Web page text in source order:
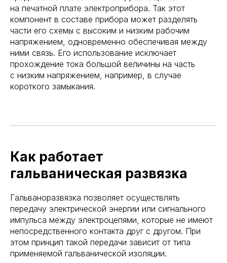
на печатной плате электроприбора. Так этот
компонент в составе прибора может разделять
части его схемы с высоким и низким рабочим
напряжением, одновременно обеспечивая между
ними связь. Его использование исключает
прохождение тока большой величины на часть
с низким напряжением, например, в случае
короткого замыкания.
Как работает
гальваническая развязка
Гальваноразвязка позволяет осуществлять
передачу электрической энергии или сигнального
импульса между электроцепями, которые не имеют
непосредственного контакта друг с другом. При
этом принцип такой передачи зависит от типа
применяемой гальванической изоляции.